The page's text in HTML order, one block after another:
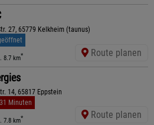
27, 65779 Kelkheim (taunus)
8.7 km* Route planen
14, 65817 Eppstein
Minuten
7.8 km* Route planen